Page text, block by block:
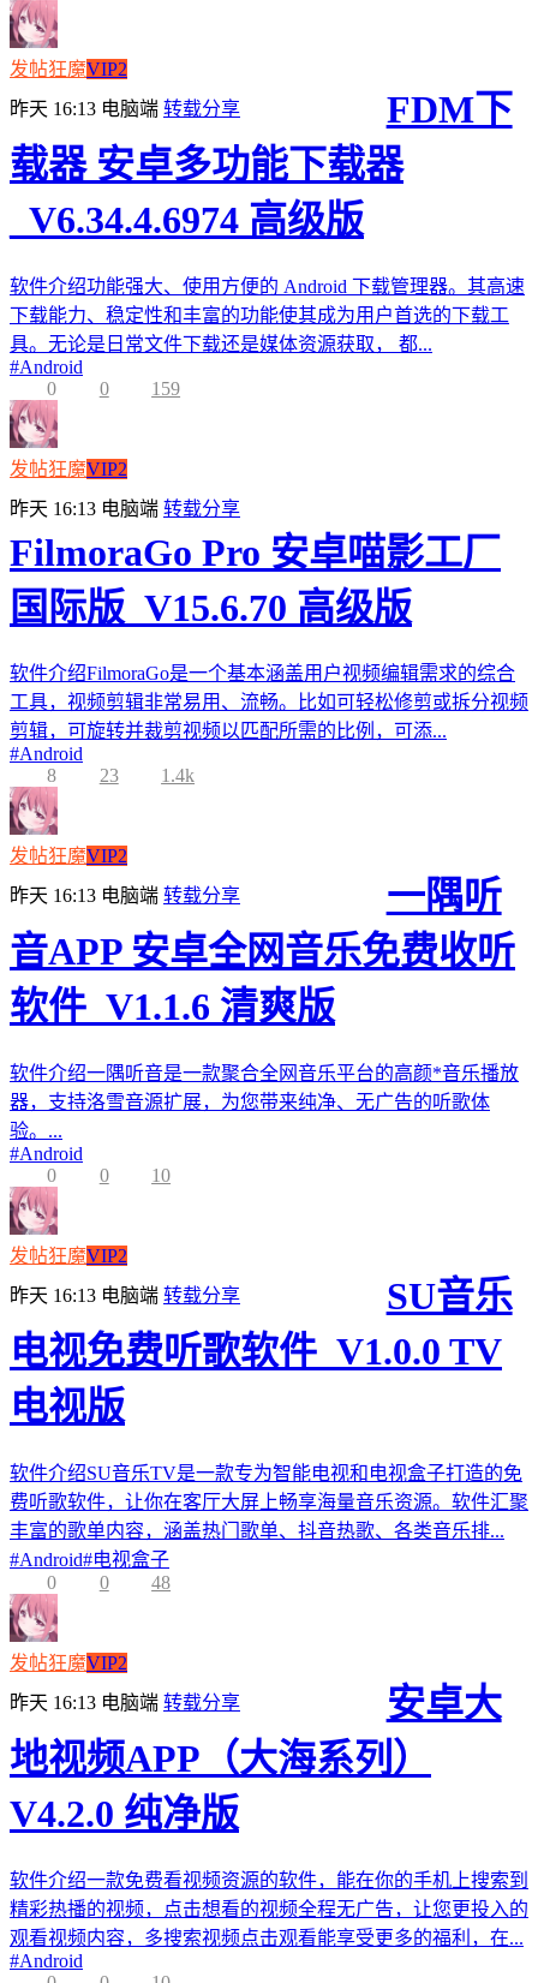
发帖狂魔VIP2
昨天 16:13 电脑端 转载分享
FDM下
载器 安卓多功能下载器
_V6.34.4.6974 高级版
软件介绍功能强大、使用方便的 Android 下载管理器。其高速
下载能力、稳定性和丰富的功能使其成为用户首选的下载工
具。无论是日常文件下载还是媒体资源获取， 都...
#Android
0
0 159
发帖狂魔VIP2
昨天 16:13 电脑端 转载分享
FilmoraGo Pro 安卓喵影工厂
国际版_V15.6.70 高级版
软件介绍FilmoraGo是一个基本涵盖用户视频编辑需求的综合
工具，视频剪辑非常易用、流畅。比如可轻松修剪或拆分视频
剪辑，可旋转并裁剪视频以匹配所需的比例，可添...
#Android
8
23 1.4k
发帖狂魔VIP2
昨天 16:13 电脑端 转载分享
一隅听
音APP 安卓全网音乐免费收听
软件_V1.1.6 清爽版
软件介绍一隅听音是一款聚合全网音乐平台的高颜*音乐播放
器，支持洛雪音源扩展，为您带来纯净、无广告的听歌体
验。...
#Android
0
0 10
发帖狂魔VIP2
昨天 16:13 电脑端 转载分享
SU音乐
电视免费听歌软件_V1.0.0 TV
电视版
软件介绍SU音乐TV是一款专为智能电视和电视盒子打造的免
费听歌软件，让你在客厅大屏上畅享海量音乐资源。软件汇聚
丰富的歌单内容，涵盖热门歌单、抖音热歌、各类音乐排...
#Android#电视盒子
0
0 48
发帖狂魔VIP2
昨天 16:13 电脑端 转载分享
安卓大
地视频APP（大海系列）
V4.2.0 纯净版
软件介绍一款免费看视频资源的软件，能在你的手机上搜索到
精彩热播的视频，点击想看的视频全程无广告，让您更投入的
观看视频内容，多搜索视频点击观看能享受更多的福利，在...
#Android